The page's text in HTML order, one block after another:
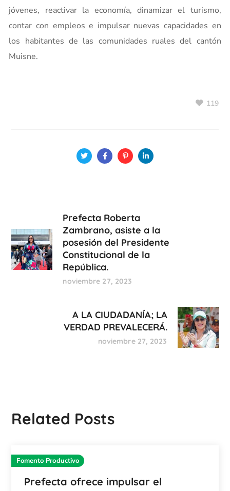
jóvenes, reactivar la economía, dinamizar el turismo,
contar con empleos e impulsar nuevas capacidades en
los habitantes de las comunidades ruales del cantón
Muisne.
119
Prefecta Roberta
Zambrano, asiste a la
posesión del Presidente
Constitucional de la
República.
noviembre 27, 2023
A LA CIUDADANÍA; LA
VERDAD PREVALECERÁ.
noviembre 27, 2023
Related Posts
Fomento Productivo
Prefecta ofrece impulsar el